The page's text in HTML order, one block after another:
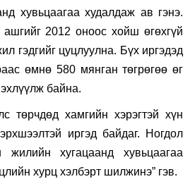
хувьцаагаа худалдаж ав гэнэ.
2012 оноос хойш өгөхгүй
гэдгийг цуцлуулна. Бүх иргэдэд
өмнө 580 мянган төгрөгөө өг
байна.
төрчдөд хамгийн хэрэгтэй хүн
иргэд байдаг. Ногдол
жилийн хугацаанд хувьцаагаа
хурц хэлбэрт шилжинэ” гэв.